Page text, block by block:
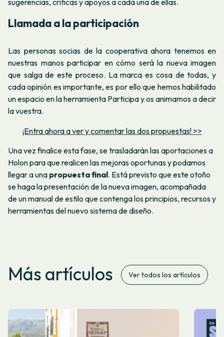
Llamada a la participación
Las personas socias de la cooperativa ahora tenemos en
nuestras manos participar en cómo será la nueva imagen
que salga de este proceso. La marca es cosa de todas, y
cada opinión es importante, es por ello que hemos habilitado
un espacio en la herramienta Participa y os animamos a decir
la vuestra.
¡Entra ahora a ver y comentar las dos propuestas! >>
Una vez finalice esta fase, se trasladarán las aportaciones a
Holon para que realicen las mejoras oportunas y podamos
llegar a una propuesta final. Está previsto que este otoño
se haga la presentación de la nueva imagen, acompañada
de un manual de estilo que contenga los principios, recursos y
herramientas del nuevo sistema de diseño.
Más artículos Ver todos los artículos